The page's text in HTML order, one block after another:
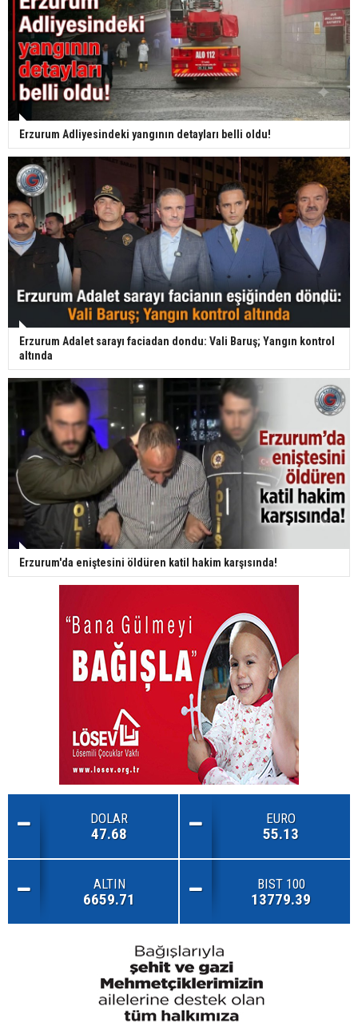
Erzurum Adliyesindeki yangının detayları belli oldu!
Erzurum Adalet sarayı faciadan dondu: Vali Baruş; Yangın kontrol
altında
Erzurum'da eniştesini öldüren katil hakim karşısında!
DOLAR
47.68
EURO
55.13
ALTIN
6659.71
BIST 100
13779.39